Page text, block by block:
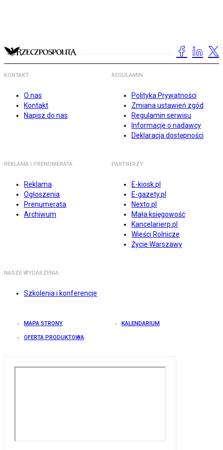
KONTAKT
O nas
Kontakt
Napisz do nas
REGULAMIN
Polityka Prywatności
Zmiana ustawień zgód
Regulamin serwisu
Informacje o nadawcy
Deklaracja dostępności
REKLAMA I PRENUMERATA
Reklama
Ogłoszenia
Prenumerata
Archiwum
PARTNERZY
E-kiosk.pl
E-gazety.pl
Nexto.pl
Mała księgowość
Kancelarierp.pl
Wieści Rolnicze
Życie Warszawy
NASZE WYDARZENIA
Szkolenia i konferencje
MAPA STRONY KALENDARIUM
OFERTA PRODUKTOWA